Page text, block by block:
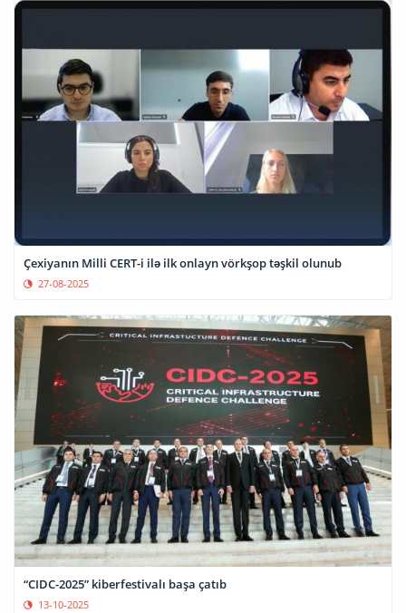
Çexiyanın Milli CERT-i ilə ilk onlayn vörkşop təşkil olunub
27-08-2025
“CIDC-2025” kiberfestivalı başa çatıb
13-10-2025